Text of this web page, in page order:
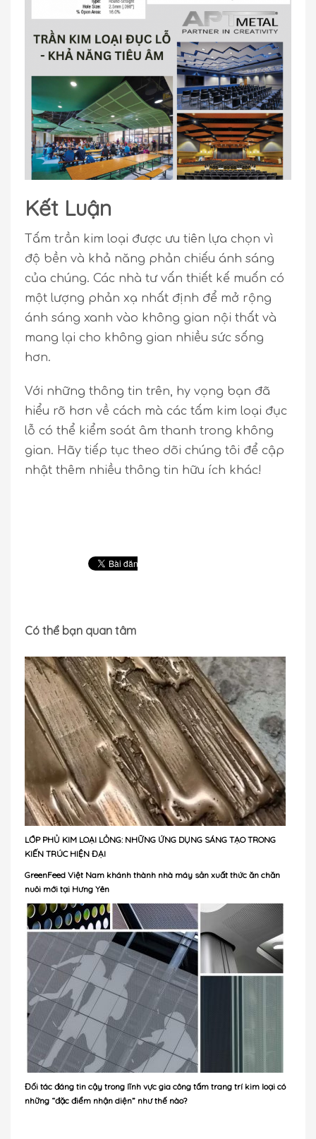
Kết Luận
Tấm trần kim loại được ưu tiên lựa chọn vì
độ bền và khả năng phản chiếu ánh sáng
của chúng. Các nhà tư vấn thiết kế muốn có
một lượng phản xạ nhất định để mở rộng
ánh sáng xanh vào không gian nội thất và
mang lại cho không gian nhiều sức sống
hơn.
Với những thông tin trên, hy vọng bạn đã
hiểu rõ hơn về cách mà các tấm kim loại đục
lỗ có thể kiểm soát âm thanh trong không
gian. Hãy tiếp tục theo dõi chúng tôi để cập
nhật thêm nhiều thông tin hữu ích khác!
Có thể bạn quan tâm
LỚP PHỦ KIM LOẠI LỎNG: NHỮNG ỨNG DỤNG SÁNG TẠO TRONG
KIẾN ​​TRÚC HIỆN ĐẠI
GreenFeed Việt Nam khánh thành nhà máy sản xuất thức ăn chăn
nuôi mới tại Hưng Yên
Đối tác đáng tin cậy trong lĩnh vực gia công tấm trang trí kim loại có
những “đặc điểm nhận diện” như thế nào?